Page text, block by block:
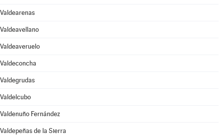
Valdearenas
Valdeavellano
Valdeaveruelo
Valdeconcha
Valdegrudas
Valdelcubo
Valdenuño Fernández
Valdepeñas de la Sierra